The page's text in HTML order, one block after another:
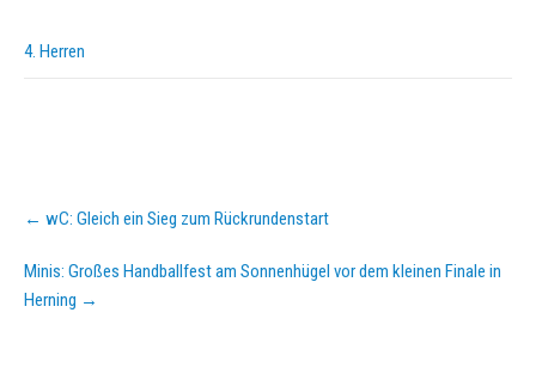
4. Herren
Post
navigation
← wC: Gleich ein Sieg zum Rückrundenstart
Minis: Großes Handballfest am Sonnenhügel vor dem kleinen Finale in
Herning →